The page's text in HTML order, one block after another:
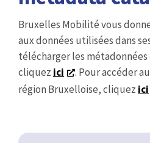
Bruxelles Mobilité vous
aux données utilisées dans
télécharger les
cliquez ici
. Pour accéder
région Bruxelloise, cliquez ici